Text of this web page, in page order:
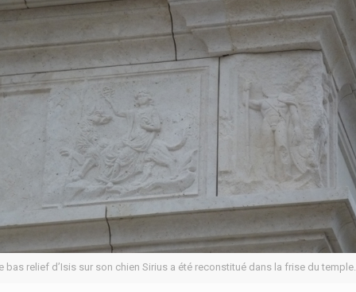
bas relief d’Isis sur son chien Sirius a été reconstitué dans la frise du temple.